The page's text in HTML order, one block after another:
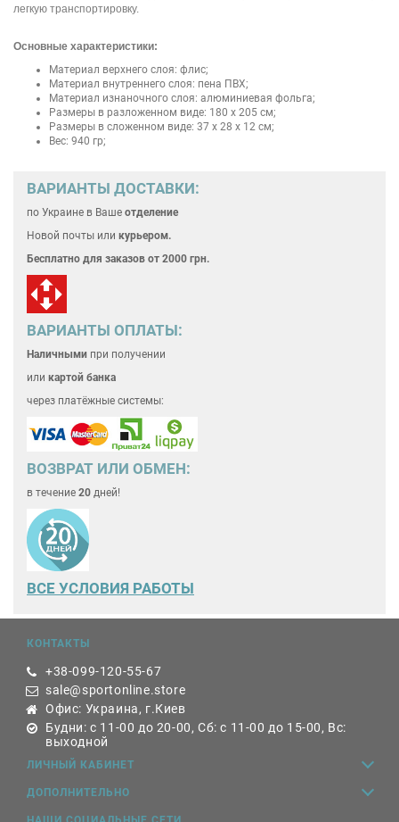
легкую транспортировку.
Основные характеристики:
Материал верхнего слоя: флис;
Материал внутреннего слоя: пена ПВХ;
Материал изнаночного слоя: алюминиевая фольга;
Размеры в разложенном виде: 180 х 205 см;
Размеры в сложенном виде: 37 x 28 x 12 см;
Вес: 940 гр;
ВАРИАНТЫ ДОСТАВКИ:
по Украине в Ваше отделение
Новой почты или курьером.
Бесплатно для заказов от 2000 грн.
ВАРИАНТЫ ОПЛАТЫ:
Наличными при получении
или картой банка
через платёжные системы:
ВОЗВРАТ ИЛИ ОБМЕН:
в течение 20 дней!
ВСЕ УСЛОВИЯ РАБОТЫ
КОНТАКТЫ
+38-099-120-55-67
sale@sportonline.store
Офис: Украина, г.Киев
Будни: с 11-00 до 20-00, Сб: с 11-00 до 15-00, Вс:
выходной
ЛИЧНЫЙ КАБИНЕТ
ДОПОЛНИТЕЛЬНО